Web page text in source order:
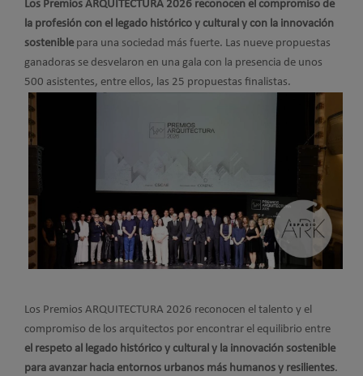
Los Premios ARQUITECTURA 2026 reconocen el compromiso de
la profesión con el legado histórico y cultural y con la innovación
sosteniblepara una sociedad más fuerte. Las nueve propuestas
ganadoras se desvelaron en una gala con la presencia de unos
500 asistentes, entre ellos, las 25 propuestas finalistas.
Los Premios ARQUITECTURA 2026 reconocen el talento y el
compromiso de los arquitectos por encontrar el equilibrio entre
el respeto al legado histórico y cultural y la innovación sostenible
para avanzar hacia entornos urbanos más humanos y resilientes.